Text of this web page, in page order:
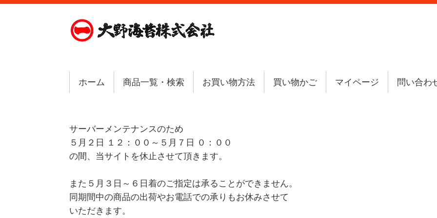
ホーム 商品一覧・検索 お買い物方法 買い物かご マイページ 問い合わ
サーバーメンテナンスのため
５月２日 １２：００～５月７日 ０：００
の間、当サイトを休止させて頂きます。
また５月３日～６日着のご指定は承ることができません。
同期間中の商品の出荷やお電話での承りもお休みさせて
いただきます。